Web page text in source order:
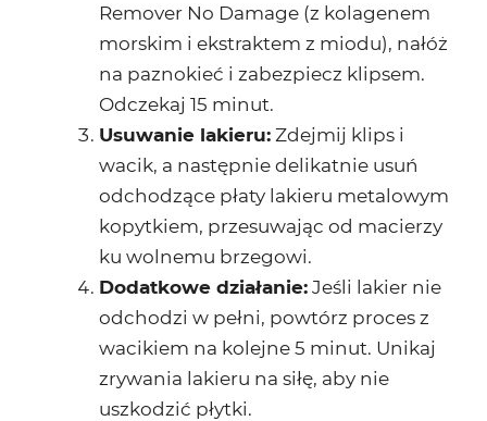
Remover No Damage (z kolagenem
morskim i ekstraktem z miodu), nałóż
na paznokieć i zabezpiecz klipsem.
Odczekaj 15 minut.
Usuwanie lakieru: Zdejmij klips i
wacik, a następnie delikatnie usuń
odchodzące płaty lakieru metalowym
kopytkiem, przesuwając od macierzy
ku wolnemu brzegowi.
Dodatkowe działanie: Jeśli lakier nie
odchodzi w pełni, powtórz proces z
wacikiem na kolejne 5 minut. Unikaj
zrywania lakieru na siłę, aby nie
uszkodzić płytki.